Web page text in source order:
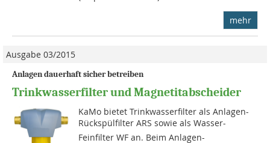
mehr
Ausgabe 03/2015
Anlagen dauerhaft sicher betreiben
Trinkwasserfilter und Magnetitabscheider
KaMo bietet Trinkwasserfilter als Anlagen-
Rückspülfilter ARS sowie als Wasser-
Feinfilter WF an. Beim Anlagen-